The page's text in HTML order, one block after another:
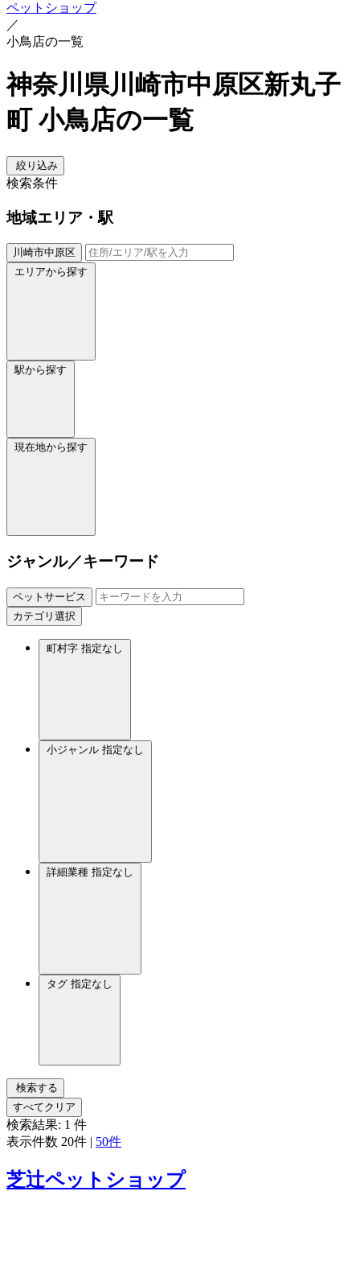
ペットショップ
／
小鳥店の一覧
神奈川県川崎市中原区新丸子
町 小鳥店の一覧
絞り込み
検索条件
地域エリア・駅
川崎市中原区
エリアから探す
駅から探す
現在地から探す
ジャンル／キーワード
ペットサービス
カテゴリ選択
町村字 指定なし
小ジャンル 指定なし
詳細業種 指定なし
タグ 指定なし
検索する
すべてクリア
検索結果: 1 件
表示件数 20件 | 50件
芝辻ペットショップ